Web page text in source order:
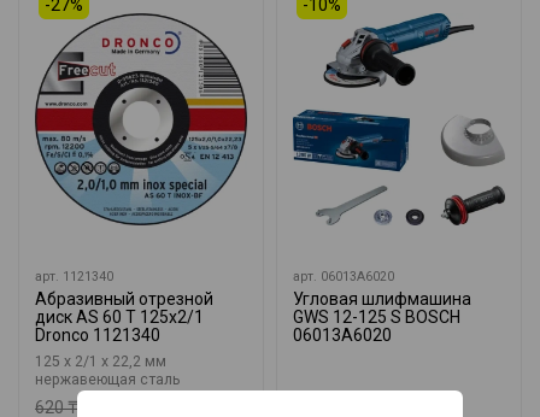
-27%
арт. 1121340
Абразивный отрезной
диск AS 60 T 125х2/1
Dronco 1121340
125 x 2/1 x 22,2 мм
нержавеющая сталь
620 ₸
-10%
арт. 06013A6020
Угловая шлифмашина
GWS 12-125 S BOSCH
06013A6020